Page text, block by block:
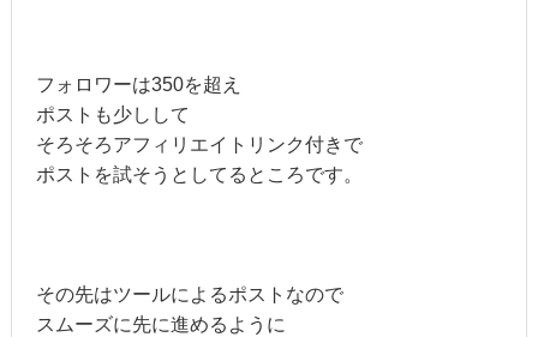
フォロワーは350を超え
ポストも少しして
そろそろアフィリエイトリンク付きで
ポストを試そうとしてるところです。
その先はツールによるポストなので
スムーズに先に進めるように